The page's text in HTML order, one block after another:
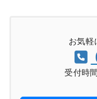
お気軽
受付時